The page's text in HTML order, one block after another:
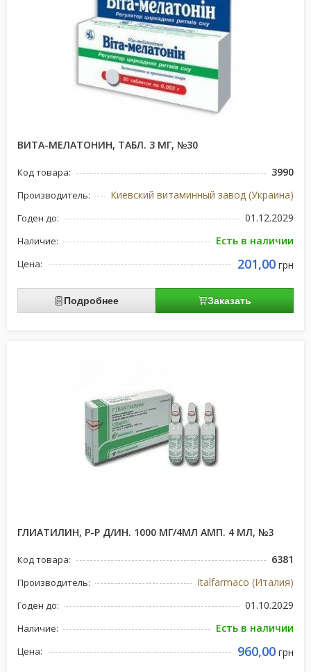
ВИТА-МЕЛАТОНИН, ТАБЛ. 3 МГ, №30
Код товара: 3990
Производитель: Киевский витаминный завод (Украина)
Годен до: 01.12.2029
Наличие: Есть в наличии
Цена: 201,00 грн
Подробнее Заказать
ГЛИАТИЛИН, Р-Р Д/ИН. 1000 МГ/4МЛ АМП. 4 МЛ, №3
Код товара: 6381
Производитель: Italfarmaco (Италия)
Годен до: 01.10.2029
Наличие: Есть в наличии
Цена: 960,00 грн